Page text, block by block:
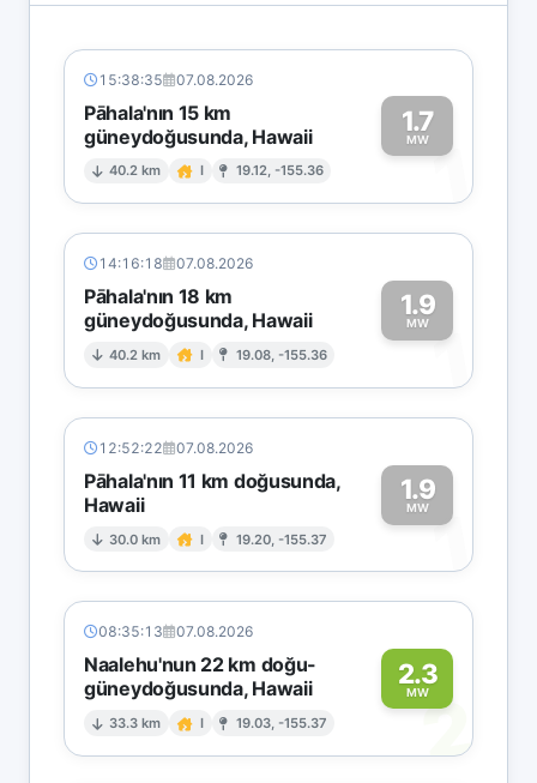
15:38:35 07.08.2026
Pāhala'nın 15 km
güneydoğusunda, Hawaii
40.2 km I 19.12, -155.36
1.7
MW1
14:16:18 07.08.2026
Pāhala'nın 18 km
güneydoğusunda, Hawaii
40.2 km I 19.08, -155.36
1.9
MW1
12:52:22 07.08.2026
Pāhala'nın 11 km doğusunda,
Hawaii
30.0 km I 19.20, -155.37
1.9
MW1
08:35:13 07.08.2026
Naalehu'nun 22 km doğu-
güneydoğusunda, Hawaii
33.3 km I 19.03, -155.37
2.3
MW2